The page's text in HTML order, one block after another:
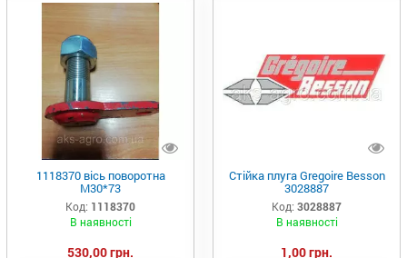
1118370 вісь поворотна
М30*73
Код: 1118370
В наявності
530,00 грн.
Стійка плуга Gregoire Besson
3028887
Код: 3028887
В наявності
1,00 грн.